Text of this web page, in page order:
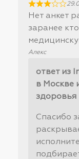
Нет анкет
заранее
Алекс
ответ из
в Москве
здоровья
Спасибо